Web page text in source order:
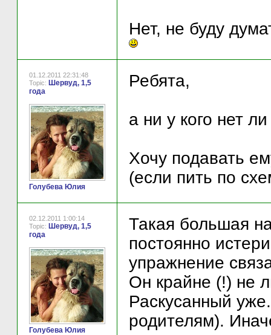
Нет, не буду
01.12.2011 22:31:48
Topic: Шервуд, 1,5
года
Голубева Юлия
Ребята,
а ни у кого нет
Хочу подавать
(если пить по
02.12.2011 1:00:14
Topic: Шервуд, 1,5
года
Голубева Юлия
Такая большая
постоянно
упражнение
Он крайне (!) не
Раскусанный
родителям).